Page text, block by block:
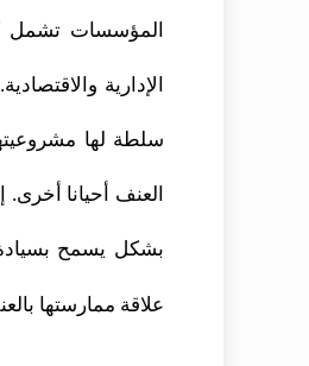
المؤسسات تشمل
الإدارية
سلطة لها
العنف أحيانا
بشكل يسمح بسيادة
علاقة ممارستها